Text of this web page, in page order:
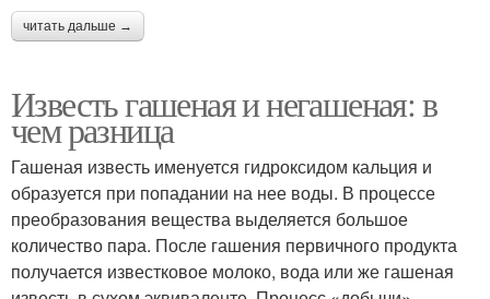
читать дальше →
Известь гашеная и негашеная: в
чем разница
Гашеная известь именуется гидроксидом кальция и
образуется при попадании на нее воды. В процессе
преобразования вещества выделяется большое
количество пара. После гашения первичного продукта
получается известковое молоко, вода или же гашеная